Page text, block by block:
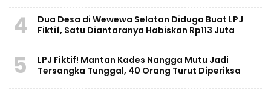
4
Dua Desa di Wewewa Selatan Diduga Buat LPJ
Fiktif, Satu Diantaranya Habiskan Rp113 Juta
5
LPJ Fiktif! Mantan Kades Nangga Mutu Jadi
Tersangka Tunggal, 40 Orang Turut Diperiksa